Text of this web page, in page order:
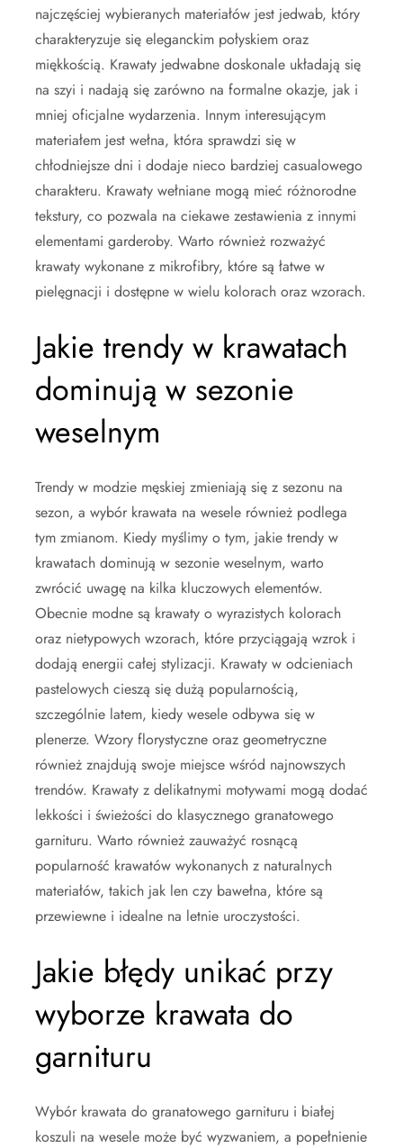
najczęściej wybieranych materiałów jest jedwab, który
charakteryzuje się eleganckim połyskiem oraz
miękkością. Krawaty jedwabne doskonale układają się
na szyi i nadają się zarówno na formalne okazje, jak i
mniej oficjalne wydarzenia. Innym interesującym
materiałem jest wełna, która sprawdzi się w
chłodniejsze dni i dodaje nieco bardziej casualowego
charakteru. Krawaty wełniane mogą mieć różnorodne
tekstury, co pozwala na ciekawe zestawienia z innymi
elementami garderoby. Warto również rozważyć
krawaty wykonane z mikrofibry, które są łatwe w
pielęgnacji i dostępne w wielu kolorach oraz wzorach.
Jakie trendy w krawatach
dominują w sezonie
weselnym
Trendy w modzie męskiej zmieniają się z sezonu na
sezon, a wybór krawata na wesele również podlega
tym zmianom. Kiedy myślimy o tym, jakie trendy w
krawatach dominują w sezonie weselnym, warto
zwrócić uwagę na kilka kluczowych elementów.
Obecnie modne są krawaty o wyrazistych kolorach
oraz nietypowych wzorach, które przyciągają wzrok i
dodają energii całej stylizacji. Krawaty w odcieniach
pastelowych cieszą się dużą popularnością,
szczególnie latem, kiedy wesele odbywa się w
plenerze. Wzory florystyczne oraz geometryczne
również znajdują swoje miejsce wśród najnowszych
trendów. Krawaty z delikatnymi motywami mogą dodać
lekkości i świeżości do klasycznego granatowego
garnituru. Warto również zauważyć rosnącą
popularność krawatów wykonanych z naturalnych
materiałów, takich jak len czy bawełna, które są
przewiewne i idealne na letnie uroczystości.
Jakie błędy unikać przy
wyborze krawata do
garnituru
Wybór krawata do granatowego garnituru i białej
koszuli na wesele może być wyzwaniem, a popełnienie